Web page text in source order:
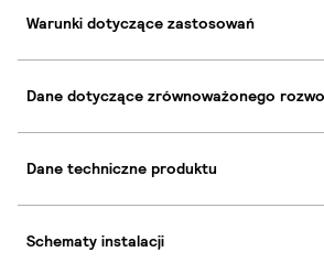
Warunki dotyczące zastosowań
Dane dotyczące zrównoważonego
Dane techniczne produktu
Schematy instalacji